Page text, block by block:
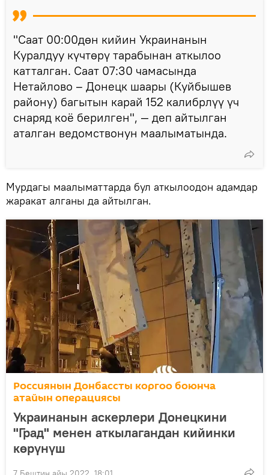
"Саат 00:00дөн кийин Украинанын
Куралдуу күчтөрү тарабынан аткылоо
катталган. Саат 07:30 чамасында
Нетайлово – Донецк шаары (Куйбышев
району) багытын карай 152 калибрлүү үч
снаряд коё берилген", — деп айтылган
аталган ведомствонун маалыматында.
Мурдагы маалыматтарда бул аткылоодон адамдар
жаракат алганы да айтылган.
Россиянын Донбассты коргоо боюнча
атайын операциясы
Украинанын аскерлери Донецкини
"Град" менен аткылагандан кийинки
көрүнүш